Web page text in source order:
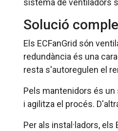
sistema de ventiladors
Solució
Els ECFanGrid són
redundància és una
resta s'autoregulen el
Pels mantenidors és un
i agilitza el procés.
Per als instal·ladors,